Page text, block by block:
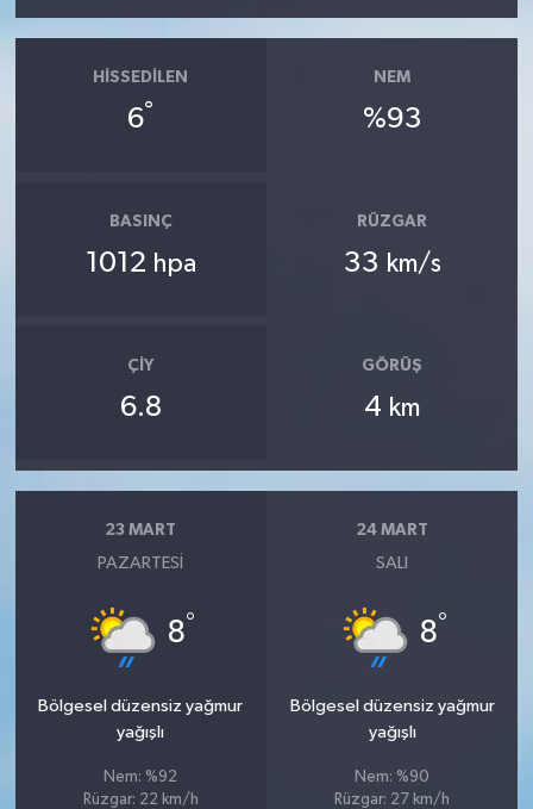
HISSEDILEN
6°
NEM
%93
BASINÇ
1012 hpa
RÜZGAR
33 km/s
ÇIY
6.8
GÖRÜŞ
4 km
23 MART
PAZARTESI
8°
Bölgesel düzensiz yağmur
yağışlı
Nem: %92
Rüzgar: 22 km/h
24 MART
SALI
8°
Bölgesel düzensiz yağmur
yağışlı
Nem: %90
Rüzgar: 27 km/h